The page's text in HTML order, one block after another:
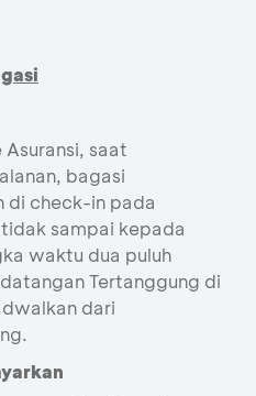
saat
bagasi
di check-in pada
sampai kepada
waktu dua puluh
Tertanggung di
dari